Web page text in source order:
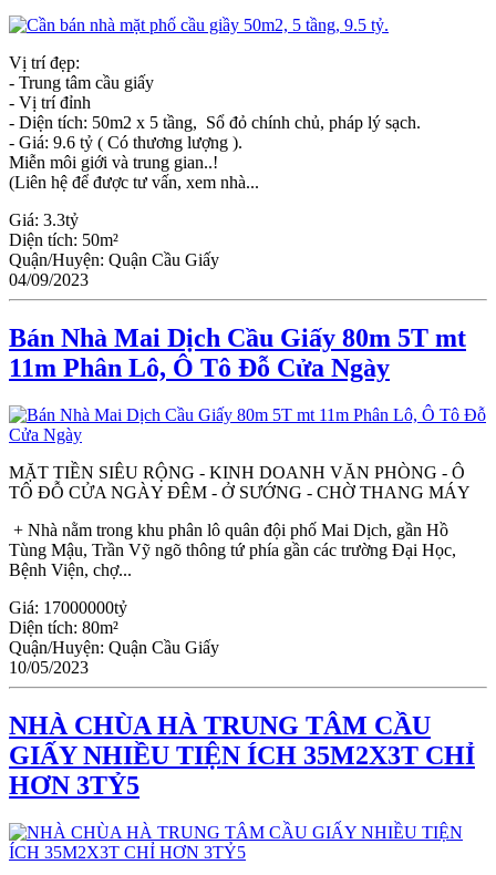
Vị trí đẹp:
- Trung tâm cầu giấy
- Vị trí đỉnh
- Diện tích: 50m2 x 5 tầng, Sổ đỏ chính chủ, pháp lý sạch.
- Giá: 9.6 tỷ ( Có thương lượng ).
Miễn môi giới và trung gian..!
(Liên hệ để được tư vấn, xem nhà...
Giá: 3.3tỷ
Diện tích: 50m²
Quận/Huyện: Quận Cầu Giấy
04/09/2023
Bán Nhà Mai Dịch Cầu Giấy 80m 5T mt
11m Phân Lô, Ô Tô Đỗ Cửa Ngày
MẶT TIỀN SIÊU RỘNG - KINH DOANH VĂN PHÒNG - Ô
TÔ ĐỖ CỬA NGÀY ĐÊM - Ở SƯỚNG - CHỜ THANG MÁY
+ Nhà nằm trong khu phân lô quân đội phố Mai Dịch, gần Hồ
Tùng Mậu, Trần Vỹ ngõ thông tứ phía gần các trường Đại Học,
Bệnh Viện, chợ...
Giá: 17000000tỷ
Diện tích: 80m²
Quận/Huyện: Quận Cầu Giấy
10/05/2023
NHÀ CHÙA HÀ TRUNG TÂM CẦU
GIẤY NHIỀU TIỆN ÍCH 35M2X3T CHỈ
HƠN 3TỶ5